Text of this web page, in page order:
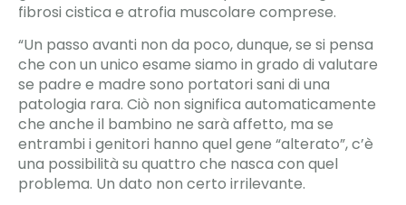
fibrosi cistica e atrofia muscolare comprese.
“Un passo avanti non da poco, dunque, se si pensa
che con un unico esame siamo in grado di valutare
se padre e madre sono portatori sani di una
patologia rara. Ciò non significa automaticamente
che anche il bambino ne sarà affetto, ma se
entrambi i genitori hanno quel gene “alterato”, c’è
una possibilità su quattro che nasca con quel
problema. Un dato non certo irrilevante.